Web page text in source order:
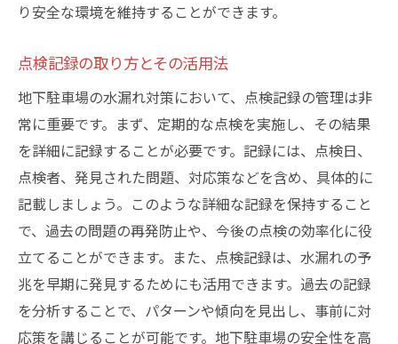
り安全な環境を維持することができます。
点検記録の取り方とその活用法
地下駐車場の水漏れ対策において、点検記録の管理は非
常に重要です。まず、定期的な点検を実施し、その結果
を詳細に記録することが必要です。記録には、点検日、
点検者、発見された問題、対応策などを含め、具体的に
記載しましょう。このような詳細な記録を保持すること
で、過去の問題の再発防止や、今後の点検の効率化に役
立てることができます。また、点検記録は、水漏れの予
兆を早期に発見するためにも活用できます。過去の記録
を分析することで、パターンや傾向を見出し、事前に対
応策を講じることが可能です。地下駐車場の安全性を高